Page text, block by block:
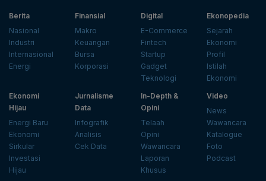
Berita
Nasional
Industri
Internasional
Energi
Finansial
Makro
Keuangan
Bursa
Korporasi
Digital
E-Commerce
Fintech
Startup
Gadget
Teknologi
Ekonopedia
Sejarah
Ekonomi
Profil
Istilah
Ekonomi
Ekonomi
Hijau
Energi Baru
Ekonomi
Sirkular
Investasi
Hijau
Jurnalisme
Data
Infografik
Analisis
Cek Data
In-Depth &
Opini
Telaah
Opini
Wawancara
Laporan
Khusus
Video
News
Wawancara
Katalogue
Foto
Podcast